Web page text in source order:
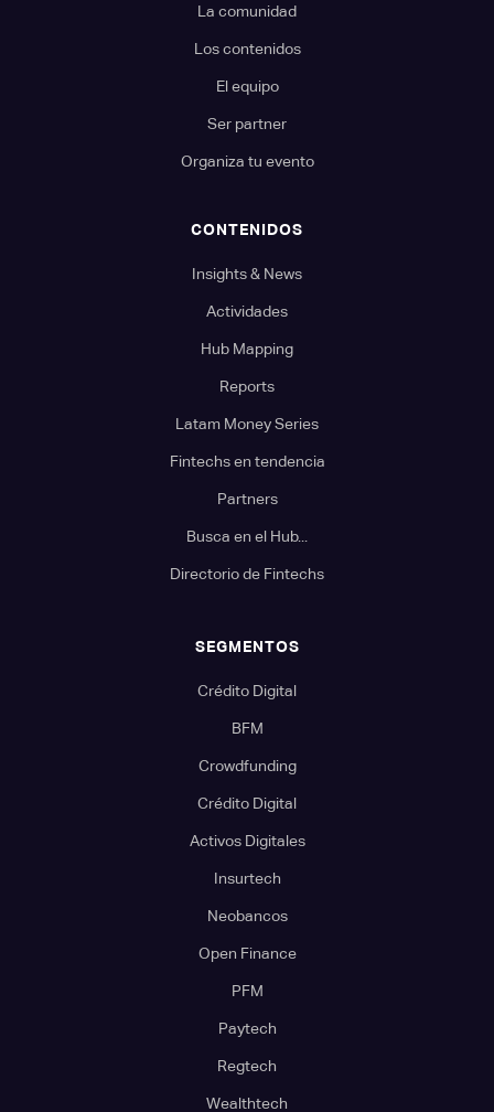
La comunidad
Los contenidos
El equipo
Ser partner
Organiza tu evento
CONTENIDOS
Insights & News
Actividades
Hub Mapping
Reports
Latam Money Series
Fintechs en tendencia
Partners
Busca en el Hub...
Directorio de Fintechs
SEGMENTOS
Crédito Digital
BFM
Crowdfunding
Crédito Digital
Activos Digitales
Insurtech
Neobancos
Open Finance
PFM
Paytech
Regtech
Wealthtech